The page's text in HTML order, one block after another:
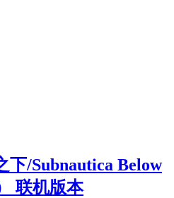
下/Subnautica Below
联机版本